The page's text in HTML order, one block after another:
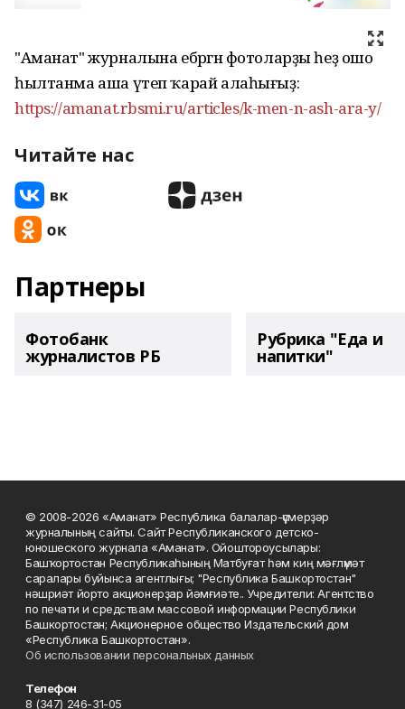
"Аманат" журналына ебәргән фотоларҙы һеҙ ошо
һылтанма аша үтеп ҡарай алаһығыҙ:
https://amanat.rbsmi.ru/articles/k-men-n-ash-ara-y/
Читайте нас
Партнеры
Фотобанк
журналистов РБ
Рубрика "Еда и
напитки"
© 2008-2026 «Аманат» Республика балалар-үҫмерҙәр
журналының сайты. Сайт Республиканского детско-
юношеского журнала «Аманат». Ойоштороусылары:
Башҡортостан Республикаһының Матбуғат һәм киң мәғлүмәт
саралары буйынса агентлығы; "Республика Башкортостан"
нәшриәт йорто акционерҙар йәмғиәте.. Учредители: Агентство
по печати и средствам массовой информации Республики
Башкортостан; Акционерное общество Издательский дом
«Республика Башкортостан».
Об использовании персональных данных
Телефон
8 (347) 246-31-05